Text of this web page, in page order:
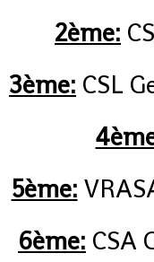
2ème:
3ème: CSL
5ème:
6ème: CSA